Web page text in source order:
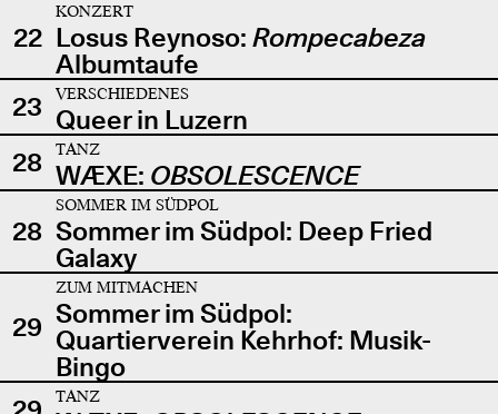
22
KONZERT
Losus Reynoso: Rompecabeza
Albumtaufe
23
VERSCHIEDENES
Queer in Luzern
28
TANZ
WÆXE: OBSOLESCENCE
28
SOMMER IM SÜDPOL
Sommer im Südpol: Deep Fried
Galaxy
29
ZUM MITMACHEN
Sommer im Südpol:
Quartierverein Kehrhof: Musik-
Bingo
TANZ